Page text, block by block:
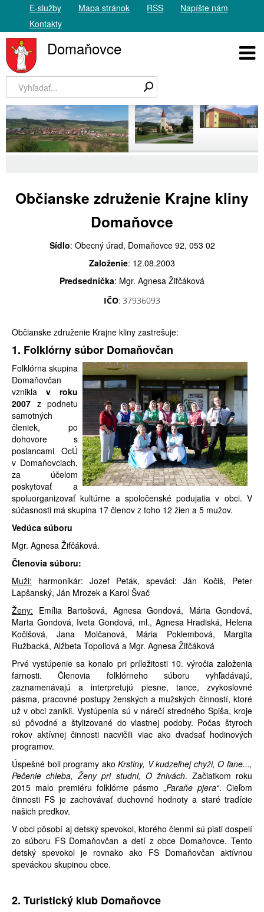
E-služby Mapa stránok RSS
Napíšte nám
Kontakty
Domaňovce
Občianske združenie Krajne kliny
Domaňovce
Sídlo: Obecný úrad, Domaňovce 92, 053 02
Založenie: 12.08.2003
Predsedníčka: Mgr. Agnesa Žifčáková
IČO: 37936093
Občianske združenie Krajne kliny zastrešuje:
1. Folklórny súbor Domaňovčan
Folklórna skupina
Domaňovčan
vznikla v roku
2007 z podnetu
samotných
členiek, po
dohovore s
poslancami OcÚ
v Domaňovciach,
za účelom
poskytovať a
spoluorganizovať kultúrne a spoločenské podujatia v obci. V
súčasnosti má skupina 17 členov z toho 12 žien a 5 mužov.
Vedúca súboru
Mgr. Agnesa Žifčáková.
Členovia súboru:
Muži: harmonikár: Jozef Peták, speváci: Ján Kočiš, Peter
Lapšanský, Ján Mrozek a Karol Švač
Ženy: Emília Bartošová, Agnesa Gondová, Mária Gondová,
Marta Gondová, Iveta Gondová, ml., Agnesa Hradiská, Helena
Kočišová, Jana Molčanová, Mária Poklembová, Margita
Ružbacká, Alžbeta Topoliová a Mgr. Agnesa Žifčáková
Prvé vystúpenie sa konalo pri príležitosti 10. výročia založenia
farnosti. Členovia folklórneho súboru vyhľadávajú,
zaznamenávajú a interpretujú piesne, tance, zvykoslovné
pásma, pracovné postupy ženských a mužských činností, ktoré
už v obci zanikli. Vystúpenia sú v nárečí stredného Spiša, kroje
sú pôvodné a štylizované do vlastnej podoby. Počas štyroch
rokov aktívnej činnosti nacvičili viac ako dvadsať hodinových
programov.
Úspešné boli programy akoKrstiny, V kudzeľnej chyži, O ľane...,
Pečenie chleba, Ženy pri studni, O žnivách. Začiatkom roku
2015 malo premiéru folklórne pásmo „Paraňe pjera“. Cieľom
činnosti FS je zachovávať duchovné hodnoty a staré tradície
našich predkov.
V obci pôsobí aj detský spevokol, ktorého členmi sú piati dospelí
zo súboru FS Domaňovčan a detí z obce Domaňovce. Tento
detský spevokol je rovnako ako FS Domaňovčan aktívnou
speváckou skupinou obce.
2. Turistický klub Domaňovce